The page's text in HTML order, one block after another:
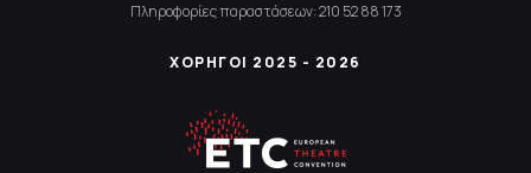
Πληροφορίες παραστάσεων:210 52 88 173
ΧΟΡΗΓΟΙ 2025 - 2026